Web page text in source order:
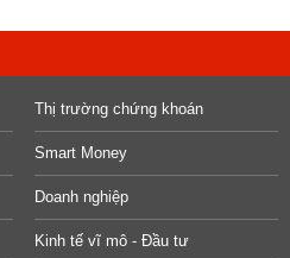
Thị trường chứng khoán
Smart Money
Doanh nghiệp
Kinh tế vĩ mô - Đầu tư